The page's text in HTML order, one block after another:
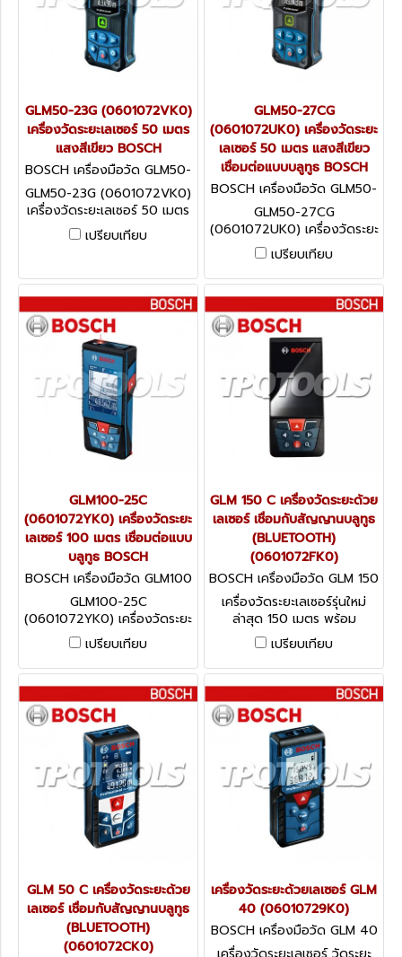
GLM50-23G (0601072VK0)
เครื่องวัดระยะเลเซอร์ 50 เมตร
แสงสีเขียว BOSCH
BOSCH เครื่องมือวัด GLM50-
23G (0601072VK0)
GLM50-23G (0601072VK0)
เครื่องวัดระยะเลเซอร์ 50 เมตร
แสงสีเขียว (หน้าจอสี มีวัดระดับ
องศาในตัว) BOSCH
เปรียบเทียบ
GLM50-27CG
(0601072UK0) เครื่องวัดระยะ
เลเซอร์ 50 เมตร แสงสีเขียว
เชื่อมต่อแบบบลูทูธ BOSCH
BOSCH เครื่องมือวัด GLM50-
27CG (0601072UK0)
GLM50-27CG
(0601072UK0) เครื่องวัดระยะ
เลเซอร์ 50 เมตร แสงสีเขียว มา
พร้อมระบบเชื่อมต่อแบบบลูทูธ
(หน้าจอสี มีวัดระดับองศาในตัว)
มีระบบการกดสั่น และ เตือน
เปรียบเทียบ
GLM100-25C
(0601072YK0) เครื่องวัดระยะ
เลเซอร์ 100 เมตร เชื่อมต่อแบบ
บลูทูธ BOSCH
BOSCH เครื่องมือวัด GLM100
-25C (0601072YK0)
GLM100-25C
(0601072YK0) เครื่องวัดระยะ
เลเซอร์ วัดระยะ 100 เมตร
พร้อมสัญญาน บลูทูธ BOSCH
เปรียบเทียบ
GLM 150 C เครื่องวัดระยะด้วย
เลเซอร์ เชื่อมกับสัญญานบลูทูธ
(BLUETOOTH)
(0601072FK0)
BOSCH เครื่องมือวัด GLM 150
C (0601072FK0)
เครื่องวัดระยะเลเซอร์รุ่นใหม่
ล่าสุด 150 เมตร พร้อม
สัญญาณ Bluetooth และ
ระดับองศา Digital ในตัว เสริม
ด้วยระบบเล็งและวัดระยะด้วย
กล้องประเภท Smartphone
รองรับการใช้งานแบบ
Outdoors
เปรียบเทียบ
GLM 50 C เครื่องวัดระยะด้วย
เลเซอร์ เชื่อมกับสัญญานบลูทูธ
(BLUETOOTH)
(0601072CK0)
เครื่องวัดระยะด้วยเลเซอร์ GLM
40 (06010729K0)
BOSCH เครื่องมือวัด GLM 40
(06010729K0)